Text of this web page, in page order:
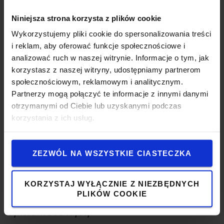
Niniejsza strona korzysta z plików cookie
Wykorzystujemy pliki cookie do spersonalizowania treści
i reklam, aby oferować funkcje społecznościowe i
analizować ruch w naszej witrynie. Informacje o tym, jak
korzystasz z naszej witryny, udostępniamy partnerom
społecznościowym, reklamowym i analitycznym.
Partnerzy mogą połączyć te informacje z innymi danymi
otrzymanymi od Ciebie lub uzyskanymi podczas
korzystania z ich usług.
ZEZWÓL NA WSZYSTKIE CIASTECZKA
KORZYSTAJ WYŁĄCZNIE Z NIEZBĘDNYCH
PLIKÓW COOKIE
SyncoDrive od Toyoty